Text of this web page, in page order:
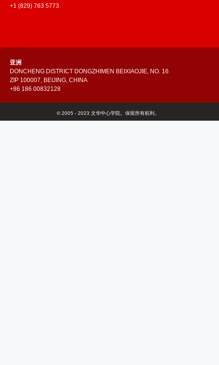
+1 (829) 763 5773
亚洲
DONCHENG DISTRICT DONGZHIMEN BEIXIAOJIE, NO. 16
ZIP 100007, BEIJING, CHINA
+86 186 00832128
© 2005 - 2023 文华中心学院。保留所有权利。